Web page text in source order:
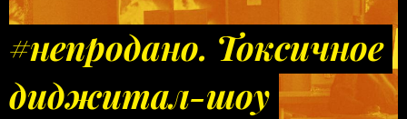
#непродано. Токсичное
диджитал-шоу